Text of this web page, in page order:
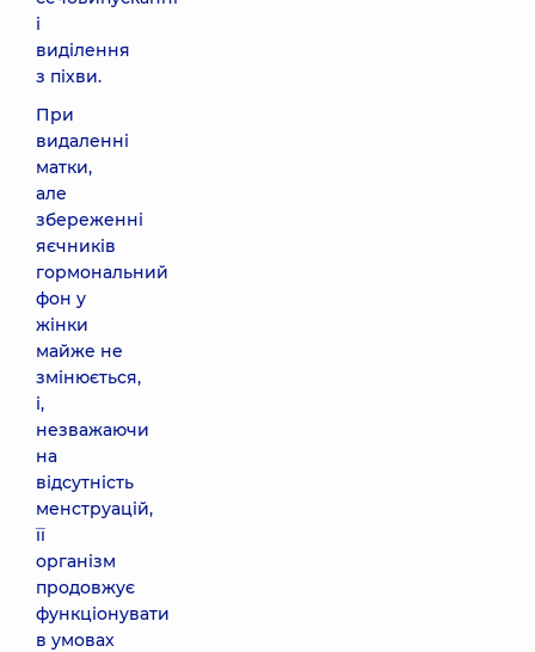
і
виділення
з піхви.
При
видаленні
матки,
але
збереженні
яєчників
гормональний
фон у
жінки
майже не
змінюється,
і,
незважаючи
на
відсутність
менструацій,
її
організм
продовжує
функціонувати
в умовах